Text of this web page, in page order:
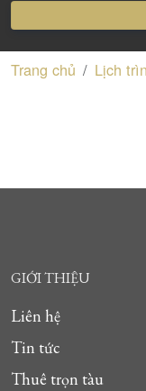
Trang chủ Lịch
GIỚI THIỆU
Liên hệ
Tin tức
Thuê trọn tàu